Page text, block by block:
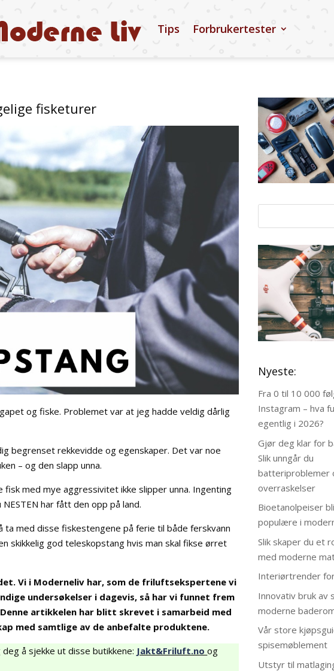
Tips Forbrukertester
fisketurer
og fiske. Problemet var at jeg hadde veldig dårlig
begrenset rekkevidde og egenskaper. Det var noe
– og den slapp unna.
med mye aggressivitet ikke slipper unna. Ingenting
har fått den opp på land.
med disse fiskestengene på ferie til både ferskvann
skikkelig god teleskopstang hvis man skal fikse ørret
Vi i Moderneliv har, som de friluftsekspertene vi
undersøkelser i dagevis, så har vi funnet frem
Denne artikkelen har blitt skrevet i samarbeid med
med samtlige av de anbefalte produktene.
å sjekke ut disse butikkene: Jakt&Friluft.noog
Nyeste:
Fra 0 til 10 000
Instagram – hva
egentlig i 2026?
Gjør deg klar for
Slik unngår du
batteriproblemer
overraskelser
Bioetanolpeiser
populære i
Slik skaper du et
med moderne
Interiørtrender
Innovativ bruk av
moderne
Vår store
spisemøblement
Utstyr til